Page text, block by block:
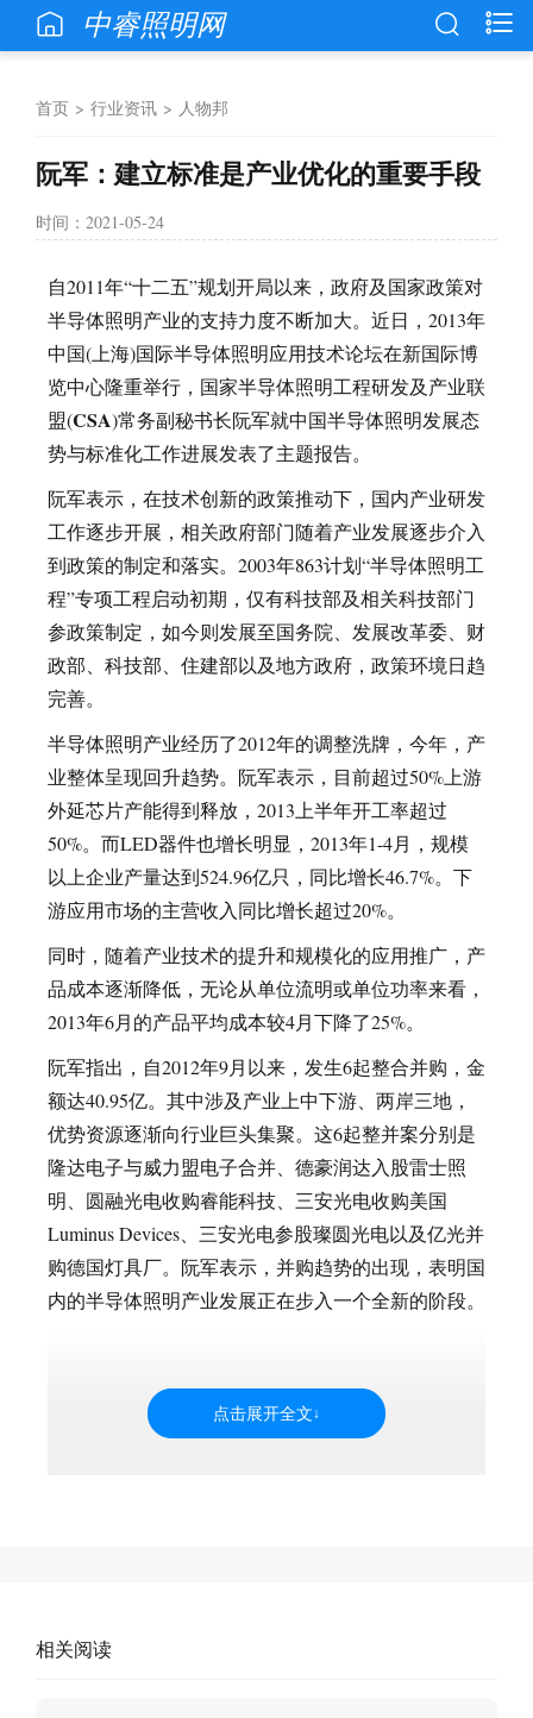
中睿照明网
首页 > 行业资讯 > 人物邦
阮军：建立标准是产业优化的重要手段
时间：2021-05-24
自2011年“十二五”规划开局以来，政府及国家政策对
半导体照明产业的支持力度不断加大。近日，2013年
中国(上海)国际半导体照明应用技术论坛在新国际博
览中心隆重举行，国家半导体照明工程研发及产业联
盟(CSA)常务副秘书长阮军就中国半导体照明发展态
势与标准化工作进展发表了主题报告。
阮军表示，在技术创新的政策推动下，国内产业研发
工作逐步开展，相关政府部门随着产业发展逐步介入
到政策的制定和落实。2003年863计划“半导体照明工
程”专项工程启动初期，仅有科技部及相关科技部门
参政策制定，如今则发展至国务院、发展改革委、财
政部、科技部、住建部以及地方政府，政策环境日趋
完善。
半导体照明产业经历了2012年的调整洗牌，今年，产
业整体呈现回升趋势。阮军表示，目前超过50%上游
外延芯片产能得到释放，2013上半年开工率超过
50%。而LED器件也增长明显，2013年1-4月，规模
以上企业产量达到524.96亿只，同比增长46.7%。下
游应用市场的主营收入同比增长超过20%。
同时，随着产业技术的提升和规模化的应用推广，产
品成本逐渐降低，无论从单位流明或单位功率来看，
2013年6月的产品平均成本较4月下降了25%。
阮军指出，自2012年9月以来，发生6起整合并购，金
额达40.95亿。其中涉及产业上中下游、两岸三地，
优势资源逐渐向行业巨头集聚。这6起整并案分别是
隆达电子与威力盟电子合并、德豪润达入股雷士照
明、圆融光电收购睿能科技、三安光电收购美国
Luminus Devices、三安光电参股璨圆光电以及亿光并
购德国灯具厂。阮军表示，并购趋势的出现，表明国
内的半导体照明产业发展正在步入一个全新的阶段。
相关阅读